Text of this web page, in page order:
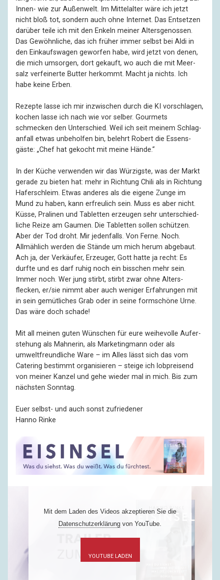
Innen- wie zur Außen­welt. Im Mittel­alter wäre ich jetzt
nicht bloß tot, sondern auch ohne Internet. Das Ent­setzen
darüber teile ich mit den Enkeln meiner Alters­genossen.
Das Gewöhn­liche, das ich früher immer selbst bei Aldi in
den Einkaufs­wagen geworfen habe, wird jetzt von denen,
die mich umsorgen, dort gekauft, wo auch die mit Meer­
salz verfei­nerte Butter herkommt. Macht ja nichts. Ich
habe keine Erben.
Rezepte lasse ich mir inzwischen durch die KI vor­schlagen,
kochen lasse ich nach wie vor selber. Gourmets
schmecken den Unter­schied. Weil ich seit meinem Schlag­
anfall etwas unbe­holfen bin, belehrt Robert die Essens­
gäste: „Chef hat gekocht mit meine Hände.“
In der Küche verwenden wir das Würzigste, was der Markt
gerade zu bieten hat: mehr in Richtung Chili als in Richtung
Haferschleim. Etwas anderes als die eigene Zunge im
Mund zu haben, kann erfreulich sein. Muss es aber nicht.
Küsse, Pralinen und Tabletten erzeugen sehr unter­schied­
liche Reize am Gaumen. Die Tabletten sollen schützen.
Aber der Tod droht. Mir jedenfalls. Von Ferne. Noch.
Allmäh­lich werden die Stände um mich herum abgebaut.
Ach ja, der Verkäufer, Erzeuger, Gott hatte ja recht: Es
durfte und es darf ruhig noch ein biss­chen mehr sein.
Immer noch. Wer jung stirbt, stirbt zwar ohne Alters­
flecken, er/sie nimmt aber auch weniger Erfah­rungen mit
in sein gemütliches Grab oder in seine form­schöne Urne.
Das wäre doch schade!
Mit all meinen guten Wünschen für eure weihe­volle Aufer­
stehung als Mahnerin, als Marketingmann oder als
umweltfreundliche Ware – im Alles lässt sich das vom
Catering bestimmt organisieren – steige ich lob­preisend
von meiner Kanzel und gehe wieder mal in mich. Bis zum
nächsten Sonntag.
Euer selbst- und auch sonst zufriedener
Hanno Rinke
Mit dem Laden des Videos akzeptieren Sie die
Datenschutzerklärung von YouTube.
YOUTUBE LADEN